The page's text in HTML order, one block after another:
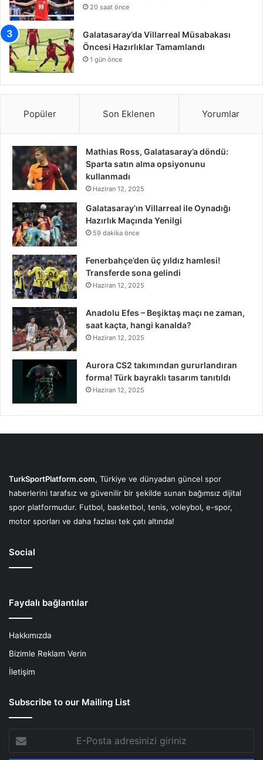
20 saat önce
Galatasaray’da Villarreal Müsabakası
Öncesi Hazırlıklar Tamamlandı
1 gün önce
Popüler Son Eklenen Yorumlar
Mathias Ross, Galatasaray’a döndü:
Sparta satın alma opsiyonunu
kullanmadı
Haziran 12, 2025
Galatasaray’ın Villarreal ile Oynadığı
Hazırlık Maçında Yenilgi
59 dakika önce
Fenerbahçe’den üç yıldız hamlesi!
Transferde sona gelindi
Haziran 12, 2025
Anadolu Efes – Beşiktaş maçı ne zaman,
saat kaçta, hangi kanalda?
Haziran 12, 2025
Aurora CS2 takımından gururlandıran
forma! Türk bayraklı tasarım tanıtıldı
Haziran 12, 2025
TurkSportPlatform.com, Türkiye ve dünyadan güncel spor
haberlerini tarafsız ve güvenilir bir şekilde sunan bağımsız dijital
spor platformudur. Futbol, basketbol, tenis, voleybol, e-spor,
motor sporları ve daha fazlası tek çatı altında!
Social
Faydalı bağlantılar
Hakkımızda
Bizimle Reklam Verin
İletişim
Subscribe to our Mailing List
Posta